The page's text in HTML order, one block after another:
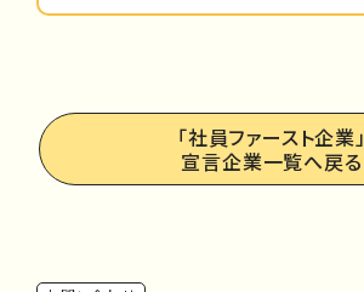
「社員ファースト企業」
宣言企業一覧へ戻る